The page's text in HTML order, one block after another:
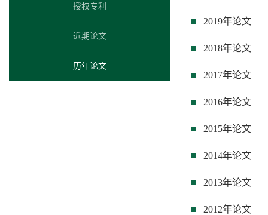
授权专利
近期论文
历年论文
2019年论文
2018年论文
2017年论文
2016年论文
2015年论文
2014年论文
2013年论文
2012年论文